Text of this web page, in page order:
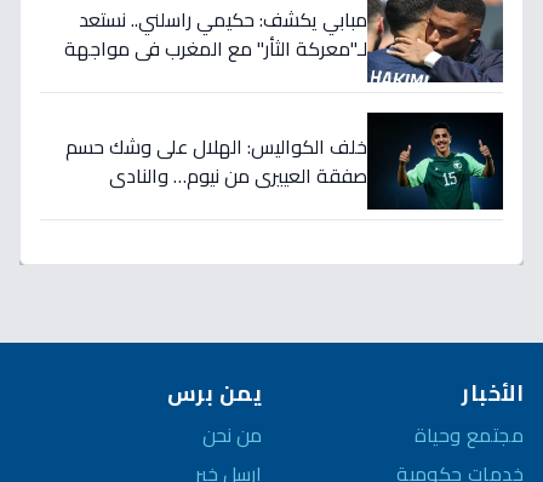
مبابي يكشف: حكيمي راسلني.. نستعد
لـ"معركة الثأر" مع المغرب في مواجهة
خلف الكواليس: الهلال على وشك حسم
صفقة العييري من نيوم… والنادي
الأخبار
مجتمع وحياة
خدمات حكومية
يمن برس
من نحن
ارسل خبر